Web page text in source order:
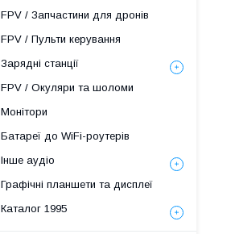
FPV / Запчастини для дронів
FPV / Пульти керування
Зарядні станції
FPV / Окуляри та шоломи
Монітори
Батареї до WiFi-роутерів
Інше аудіо
Графічні планшети та дисплеї
Каталог 1995